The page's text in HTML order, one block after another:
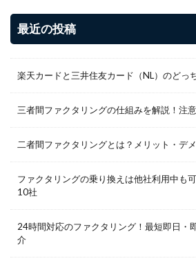
最近の投稿
楽天カードと三井住友カード（NL）のどっ
三者間ファクタリングの仕組みを解説！注
二者間ファクタリングとは？メリット・デ
ファクタリングの乗り換えは他社利用中も
10社
24時間対応のファクタリング！最短即日・
介